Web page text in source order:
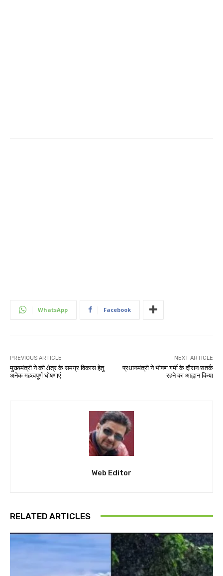
WhatsApp Facebook
PREVIOUS ARTICLE
मुख्यमंत्री ने की क्षेत्र के समग्र विकास हेतु
अनेक महत्वपूर्ण घोषणाएं
NEXT ARTICLE
प्रधानमंत्री ने भीषण गर्मी के दौरान सतर्क
रहने का आह्वान किया
Web Editor
RELATED ARTICLES